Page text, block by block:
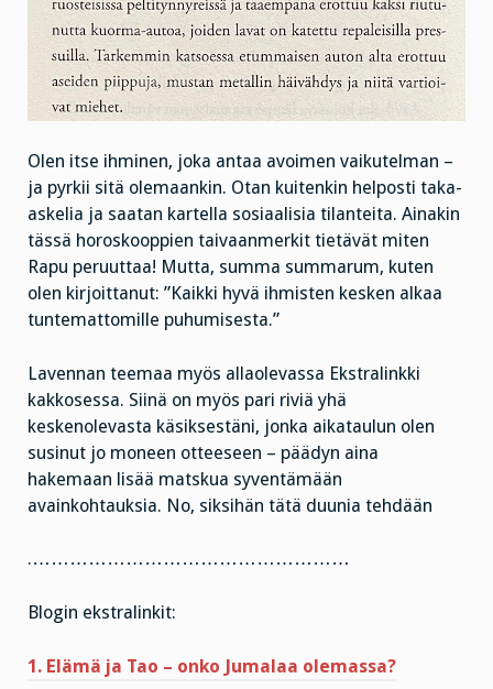
Olen itse ihminen, joka antaa avoimen vaikutelman –
ja pyrkii sitä olemaankin. Otan kuitenkin helposti taka-
askelia ja saatan kartella sosiaalisia tilanteita. Ainakin
tässä horoskooppien taivaanmerkit tietävät miten
Rapu peruuttaa! Mutta, summa summarum, kuten
olen kirjoittanut: ”Kaikki hyvä ihmisten kesken alkaa
tuntemattomille puhumisesta.”
Lavennan teemaa myös allaolevassa Ekstralinkki
kakkosessa. Siinä on myös pari riviä yhä
keskenolevasta käsiksestäni, jonka aikataulun olen
susinut jo moneen otteeseen – päädyn aina
hakemaan lisää matskua syventämään
avainkohtauksia. No, siksihän tätä duunia tehdään
.……………………………………………
Blogin ekstralinkit:
1. Elämä ja Tao – onko Jumalaa olemassa?